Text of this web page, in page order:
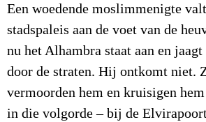
Een woedende moslimmenigte
stadspaleis aan de voet van de
nu het Alhambra staat aan en
door de straten. Hij ontkomt niet.
vermoorden hem en kruisigen
in die volgorde – bij de